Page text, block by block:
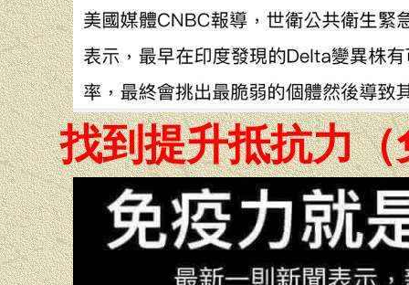
找到提升抵抗力